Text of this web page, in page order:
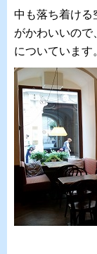
中も落ち着ける
がかわいいので
についています